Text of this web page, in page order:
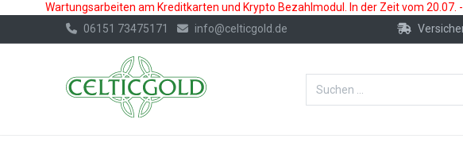
Wartungsarbeiten am Kreditkarten und Krypto Bezahlmodul. In der Zeit vom
06151 73475171
info@celticgold.de